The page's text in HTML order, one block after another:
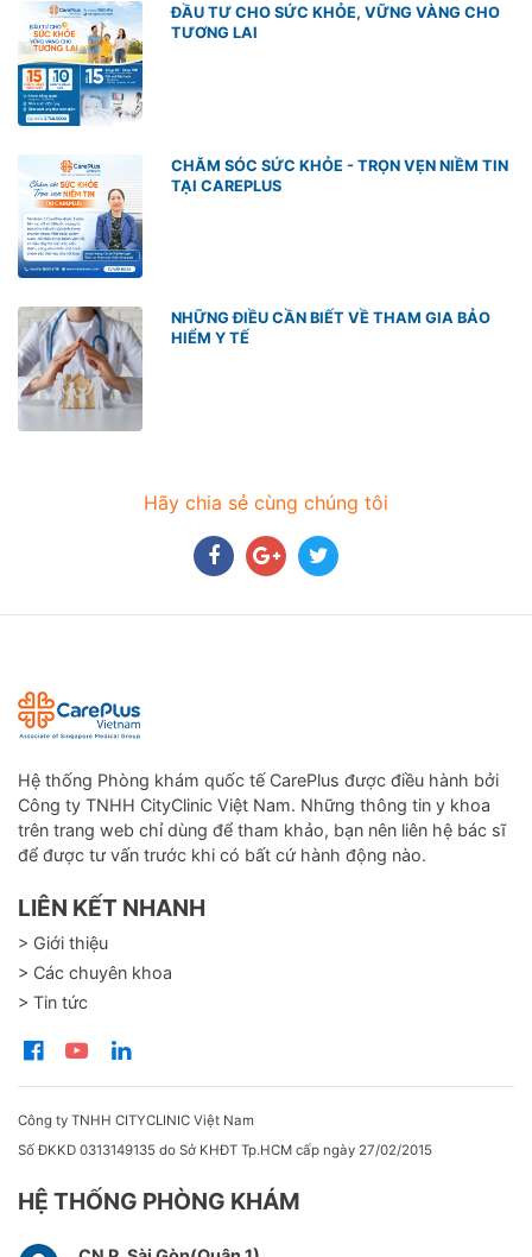
ĐẦU TƯ CHO SỨC KHỎE, VỮNG VÀNG CHO
TƯƠNG LAI
CHĂM SÓC SỨC KHỎE - TRỌN VẸN NIỀM TIN
TẠI CAREPLUS
NHỮNG ĐIỀU CẦN BIẾT VỀ THAM GIA BẢO
HIỂM Y TẾ
Hãy chia sẻ cùng chúng tôi
Hệ thống Phòng khám quốc tế CarePlus được điều hành bởi
Công ty TNHH CityClinic Việt Nam. Những thông tin y khoa
trên trang web chỉ dùng để tham khảo, bạn nên liên hệ bác sĩ
để được tư vấn trước khi có bất cứ hành động nào.
LIÊN KẾT NHANH
> Giới thiệu
> Các chuyên khoa
> Tin tức
Công ty TNHH CITYCLINIC Việt Nam
Số ĐKKD 0313149135 do Sở KHĐT Tp.HCM cấp ngày 27/02/2015
HỆ THỐNG PHÒNG KHÁM